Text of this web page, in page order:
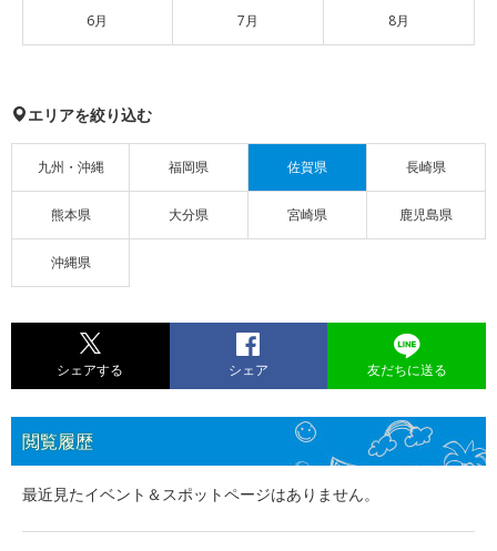
6月 7月 8月
エリアを絞り込む
九州・沖縄 福岡県 佐賀県 長崎県
熊本県 大分県 宮崎県 鹿児島県
沖縄県
シェアする シェア 友だちに送る
閲覧履歴
最近見たイベント＆スポットページはありません。